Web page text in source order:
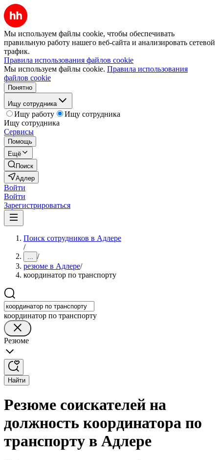
Мы используем файлы cookie, чтобы обеспечивать
правильную работу нашего веб-сайта и анализировать сетевой
трафик.
Правила использования файлов cookie
Мы используем файлы cookie. Правила использования
файлов cookie
Понятно
Ищу сотрудника
Ищу работу
Ищу сотрудника
Ищу сотрудника
Сервисы
Помощь
Ещё
Поиск
Адлер
Войти
Войти
Зарегистрироваться
Поиск сотрудников в Адлере
/
... /
резюме в Адлере/
координатор по транспорту
координатор по транспорту
Резюме
Найти
Резюме соискателей на
должность координатора по
транспорту в Адлере